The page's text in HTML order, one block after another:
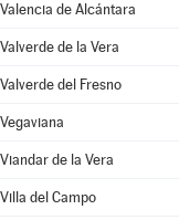
Valencia de Alcántara
Valverde de la Vera
Valverde del Fresno
Vegaviana
Viandar de la Vera
Villa del Campo